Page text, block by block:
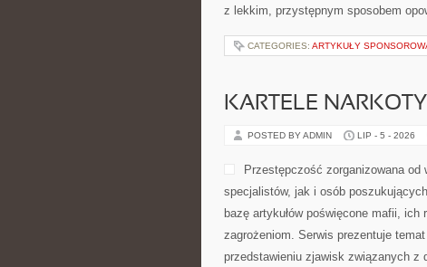
z lekkim, przystępnym sposobem
CATEGORIES: ARTYKUŁY
KARTELE
POSTED BY ADMIN LIP - 5 - 2026
Przestępczość zorganizowana od
specjalistów, jak i osób
bazę artykułów poświęcone mafii,
zagrożeniom. Serwis prezentuje
przedstawieniu zjawisk związanych z